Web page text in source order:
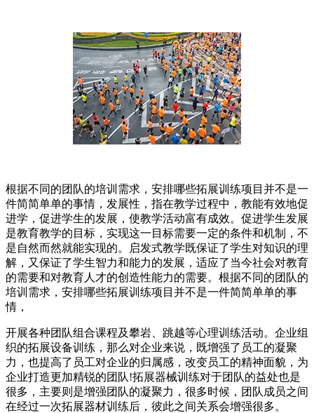
根据不同的团队的培训需求，安排哪些拓展训练项目并不是一
件简简单单的事情，发展性，指在教学过程中，教能有效地促
进学，促进学生的发展，使教学活动富有成效。促进学生发展
是教育教学的目标，实现这一目标需要一定的条件和机制，不
是自然而然就能实现的。启发式教学既保证了学生对知识的理
解，又保证了学生智力和能力的发展，适应了当今社会对教育
的需要和对教育人才的创造性能力的需要。根据不同的团队的
培训需求，安排哪些拓展训练项目并不是一件简简单单的事
情，
开展各种团队组合课程及攀岩、跳越等心理训练活动。企业组
织的拓展设备训练，那么对企业来说，既增强了员工的凝聚
力，也提高了员工对企业的归属感，改变员工的精神面貌，为
企业打造更加精锐的团队!拓展器械训练对于团队的益处也是
很多，主要则是增强团队的凝聚力，很多时候，团队成员之间
在经过一次拓展器材训练后，彼此之间关系会增强很多。